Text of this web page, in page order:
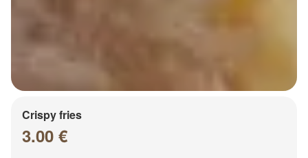
Crispy fries
3.00 €